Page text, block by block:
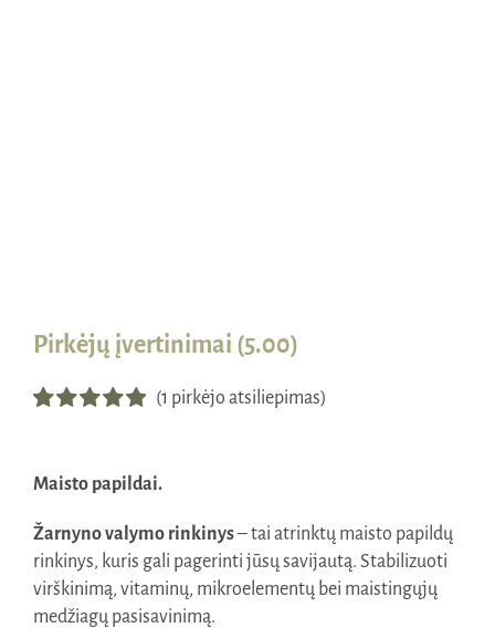
Pirkėjų įvertinimai (5.00)
įvertinimų:)
(1 pirkėjo atsiliepimas)
Maisto papildai.
Žarnyno valymo rinkinys– tai atrinktų maisto papildų
rinkinys, kuris gali pagerinti jūsų savijautą. Stabilizuoti
virškinimą, vitaminų, mikroelementų bei maistingųjų
medžiagų pasisavinimą.